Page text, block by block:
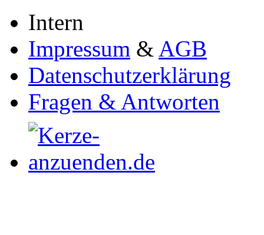
Intern
Impressum & AGB
Datenschutzerklärung
Fragen & Antworten